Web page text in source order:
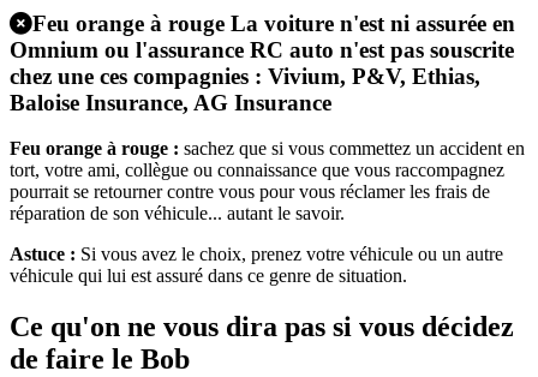
Feu orange à rouge La voiture n'est ni assurée en
Omnium ou l'assurance RC auto n'est pas souscrite
chez une ces compagnies : Vivium, P&V, Ethias,
Baloise Insurance, AG Insurance
Feu orange à rouge : sachez que si vous commettez un accident en
tort, votre ami, collègue ou connaissance que vous raccompagnez
pourrait se retourner contre vous pour vous réclamer les frais de
réparation de son véhicule... autant le savoir.
Astuce : Si vous avez le choix, prenez votre véhicule ou un autre
véhicule qui lui est assuré dans ce genre de situation.
Ce qu'on ne vous dira pas si vous décidez
de faire le Bob